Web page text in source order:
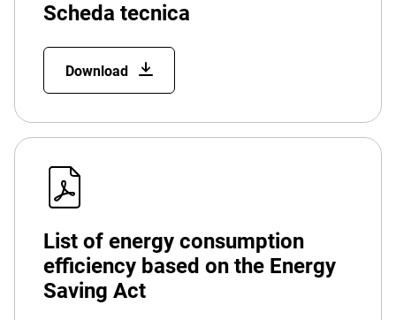
Scheda tecnica
Download
List of energy consumption
efficiency based on the Energy
Saving Act